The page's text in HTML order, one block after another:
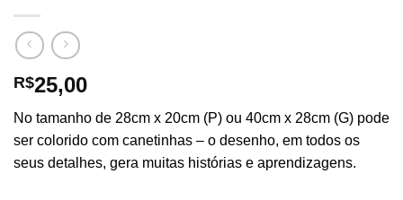
R$25,00
No tamanho de 28cm x 20cm (P) ou 40cm x 28cm (G) pode
ser colorido com canetinhas – o desenho, em todos os
seus detalhes, gera muitas histórias e aprendizagens.